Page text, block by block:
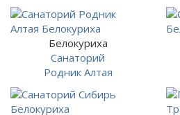
Белокуриха
Санаторий
Родник Алтая